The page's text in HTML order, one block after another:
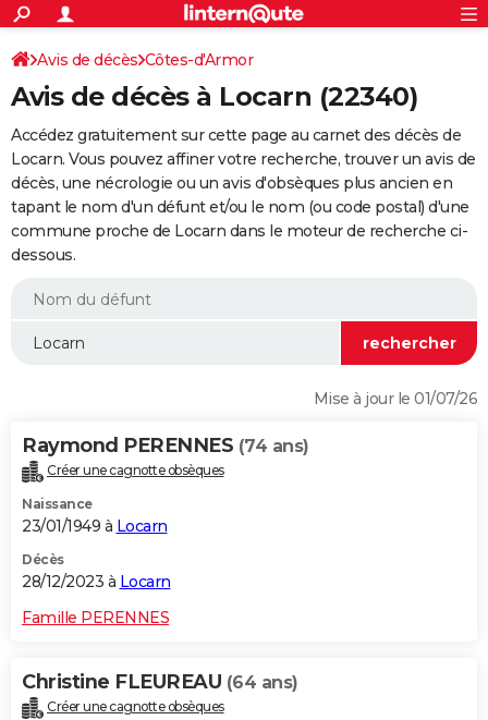
ACTUALITÉS
Politique
Société
Faits Divers
Education
Monde
Villes
+
SPORT
Coupe du monde 2026
Football
Tennis
Cyclisme
Rugby
Forum
Programme TV
TNTStreaming
Cinéma
Sorties cinéma
Musique
+
FINANCE
Retraite
Epargne
Immobilier
Risques naturels par ville
Assurance
AUTO
Essais
Réserver un essai
Citadines
Berlines
SUV
Forum auto
+
HIGH-TECH
BRICOLAGE
WEEK-END
Alimentation
Guide de la santé
Maladies
Médicaments
Sommeil
VOYAGE
Destinations
City break
Voyage nature
Voyage de noces
Forum
Climat
+PHOTO
GUIDES D'ACHAT
Carte de Noël
Carte Bonne année
Carte Saint-Valentin
Carte Pâques
Carte d'anniversaire
DICTIONNAIRE
S'inscrire
Connexion
Avis de décès Côtes-d'Armor
Avis de décès à Locarn (22340)
Accédez gratuitement sur cette page au carnet des décès de
Locarn. Vous pouvez affiner votre recherche, trouver un avis de
décès, une nécrologie ou un avis d'obsèques plus ancien en
tapant le nom d'un défunt et/ou le nom (ou code postal) d'une
commune proche de Locarn dans le moteur de recherche ci-
dessous.
Mise à jour le 01/07/26
Raymond PERENNES (74 ans)
Créer une cagnotte obsèques
Naissance
23/01/1949 à Locarn
Décès
28/12/2023 à Locarn
Famille PERENNES
Christine FLEUREAU (64 ans)
Créer une cagnotte obsèques